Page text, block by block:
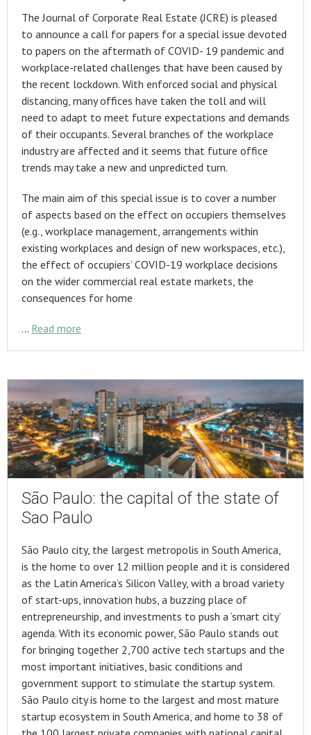
The Journal of Corporate Real Estate (JCRE) is pleased
to announce a call for papers for a special issue devoted
to papers on the aftermath of COVID- 19 pandemic and
workplace-related challenges that have been caused by
the recent lockdown. With enforced social and physical
distancing, many offices have taken the toll and will
need to adapt to meet future expectations and demands
of their occupants. Several branches of the workplace
industry are affected and it seems that future office
trends may take a new and unpredicted turn.
The main aim of this special issue is to cover a number
of aspects based on the effect on occupiers themselves
(e.g., workplace management, arrangements within
existing workplaces and design of new workspaces, etc.),
the effect of occupiers’ COVID-19 workplace decisions
on the wider commercial real estate markets, the
consequences for home
… Read more
São Paulo: the capital of the state of
Sao Paulo
São Paulo city, the largest metropolis in South America,
is the home to over 12 million people and it is considered
as the Latin America’s Silicon Valley, with a broad variety
of start-ups, innovation hubs, a buzzing place of
entrepreneurship, and investments to push a ‘smart city’
agenda. With its economic power, São Paulo stands out
for bringing together 2,700 active tech startups and the
most important initiatives, basic conditions and
government support to stimulate the startup system.
São Paulo city is home to the largest and most mature
startup ecosystem in South America, and home to 38 of